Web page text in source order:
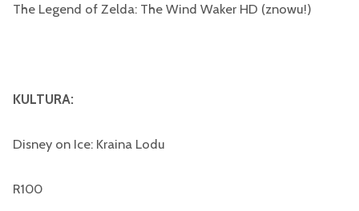
The Legend of Zelda: The Wind Waker HD (znowu!)
KULTURA:
Disney on Ice: Kraina Lodu
R100